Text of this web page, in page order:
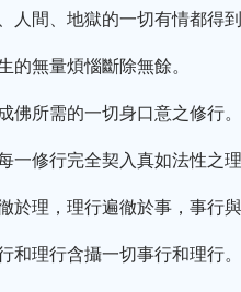
間、地獄的一切有情都得到
的無量煩惱斷除無餘。
佛所需的一切身口意之修行。
一修行完全契入真如法性之理
理，理行遍徹於事，事行與
和理行含攝一切事行和理行。